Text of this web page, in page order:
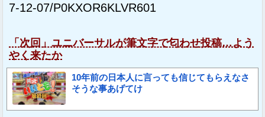
7-12-07/P0KXOR6KLVR601
「次回」ユニバーサルが筆文字で匂わせ投稿…よう
やく来たか
10年前の日本人に言っても信じてもらえなさ
そうな事あげてけ